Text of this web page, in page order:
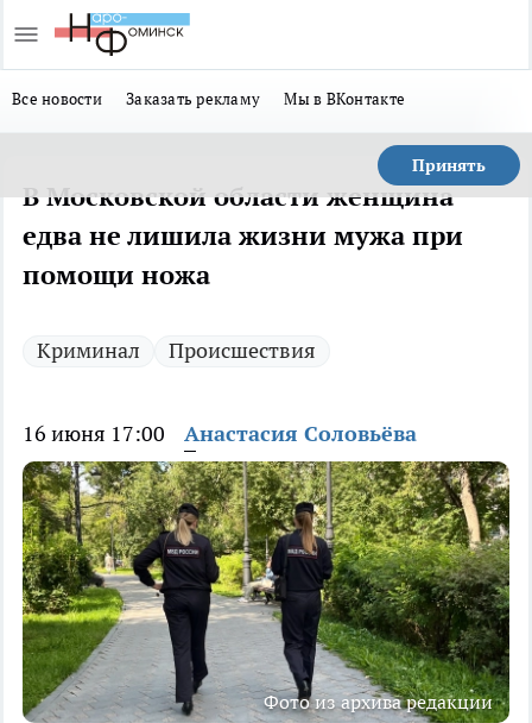
Все новости Заказать рекламу Мы в ВКонтакте
Принять
В Московской области женщина
едва не лишила жизни мужа при
помощи ножа
Криминал Происшествия
16 июня 17:00 Анастасия Соловьёва
Фото из архива редакции